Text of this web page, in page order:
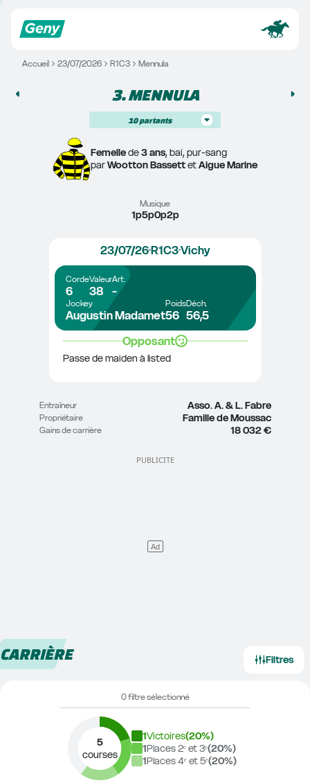
Accueil 23/07/2026 R1C3 Mennula
3. MENNULA
10 partants
Femelle de 3 ans, bai, pur-sang
par Wootton Bassett et Aigue Marine
Musique
1p5p0p2p
23/07/26R1C3Vichy
Corde
6
Valeur
38
Art.
-
Jockey
Augustin Madamet
Poids
56
Déch.
56,5
Opposant
Passe de maiden à listed
Entraîneur Asso. A. & L. Fabre
Propriétaire Famille de Moussac
Gains de carrière 18 032 €
CARRIÈRE Filtres
0 filtre sélectionné
5
courses
1Victoires(20%)
1Places 2ᵉ et 3ᵉ(20%)
1Places 4ᵉ et 5ᵉ(20%)